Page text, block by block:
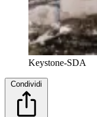
Keystone-SDA
Condividi